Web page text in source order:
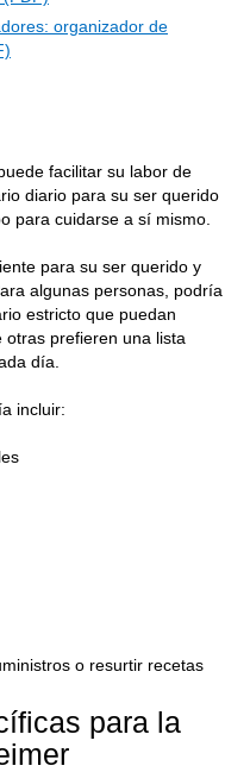
organizador de
facilitar su labor de
diario para su ser querido
para cuidarse a sí mismo.
para su ser querido y
algunas personas, podría
estricto que puedan
prefieren una lista
día.
incluir:
o resurtir recetas
para la